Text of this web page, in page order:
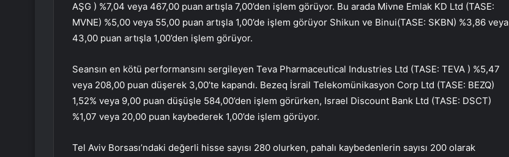
AŞG ) %7,04 veya 467,00 puan artışla 7,00’den işlem görüyor. Bu arada Mivne Emlak KD Ltd (TASE:
MVNE) %5,00 veya 55,00 puan artışla 1,00’de işlem görüyor Shikun ve Binui(TASE: SKBN) %3,86 veya
43,00 puan artışla 1,00’den işlem görüyor.
Seansın en kötü performansını sergileyen Teva Pharmaceutical Industries Ltd (TASE: TEVA ) %5,47
veya 208,00 puan düşerek 3,00’te kapandı. Bezeq İsrail Telekomünikasyon Corp Ltd (TASE: BEZQ)
1,52% veya 9,00 puan düşüşle 584,00’den işlem görürken, Israel Discount Bank Ltd (TASE: DSCT)
%1,07 veya 20,00 puan kaybederek 1,00’de işlem görüyor.
Tel Aviv Borsası’ndaki değerli hisse sayısı 280 olurken, pahalı kaybedenlerin sayısı 200 olarak